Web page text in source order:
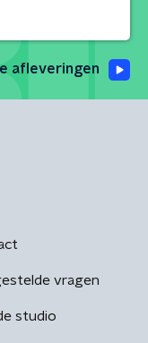
afleveringen
vragen
studio